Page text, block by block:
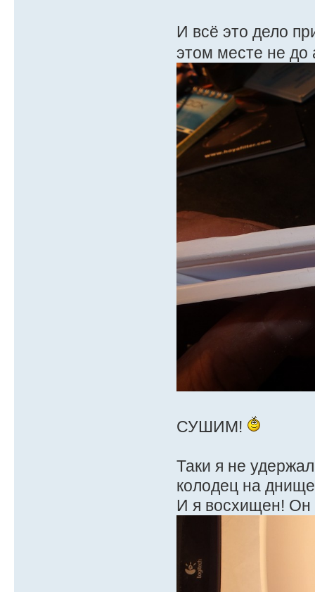
И всё это дело
этом месте не до
СУШИМ!
Таки я не
колодец на
И я восхищен! Он